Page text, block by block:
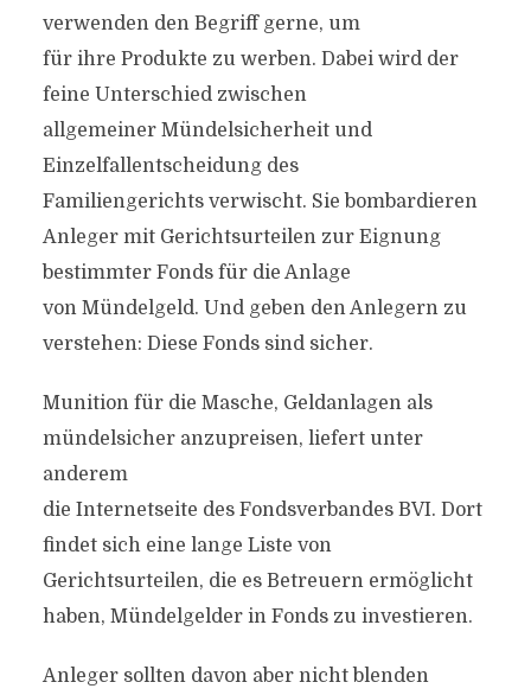
verwenden den Begriff gerne, um
für ihre Produkte zu werben. Dabei wird der
feine Unterschied zwischen
allgemeiner Mündelsicherheit und
Einzelfallentscheidung des
Familiengerichts verwischt. Sie bombardieren
Anleger mit Gerichtsurteilen zur Eignung
bestimmter Fonds für die Anlage
von Mündelgeld. Und geben den Anlegern zu
verstehen: Diese Fonds sind sicher.
Munition für die Masche, Geldanlagen als
mündelsicher anzupreisen, liefert unter
anderem
die Internetseite des Fondsverbandes BVI. Dort
findet sich eine lange Liste von
Gerichtsurteilen, die es Betreuern ermöglicht
haben, Mündelgelder in Fonds zu investieren.
Anleger sollten davon aber nicht blenden